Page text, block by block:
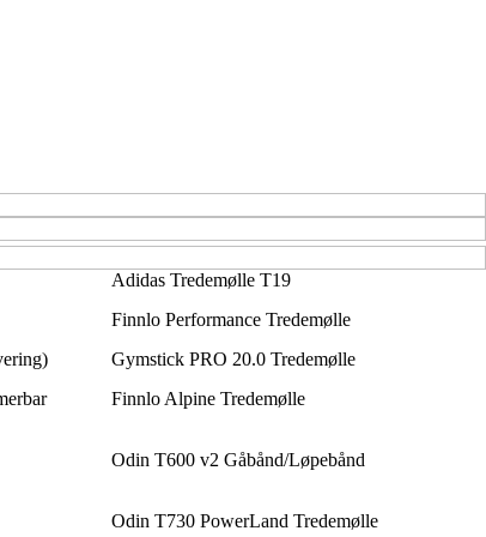
Adidas Tredemølle T19
Finnlo Performance Tredemølle
Gymstick PRO 20.0 Tredemølle
Finnlo Alpine Tredemølle
Odin T600 v2 Gåbånd/Løpebånd
Odin T730 PowerLand Tredemølle